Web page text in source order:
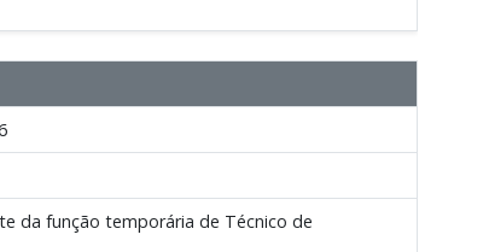
da função temporária de Técnico de